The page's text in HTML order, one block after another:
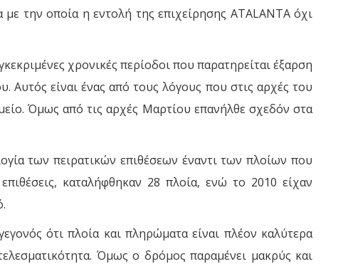
την οποία η εντολή της επιχείρησης ATALANTA όχι
χρονικές περίοδοι που παρατηρείται έξαρση
Αυτός είναι ένας από τους λόγους που στις αρχές του
Όμως από τις αρχές Μαρτίου επανήλθε σχεδόν στα
των πειρατικών επιθέσεων έναντι των πλοίων που
καταλήφθηκαν 28 πλοία, ενώ το 2010 είχαν
ότι πλοία και πληρώματα είναι πλέον καλύτερα
Όμως ο δρόμος παραμένει μακρύς και